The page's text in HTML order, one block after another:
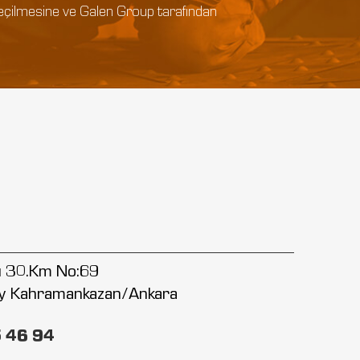
ve Galen Group tarafından
30.Km No:69
Kahramankazan/Ankara
46 94